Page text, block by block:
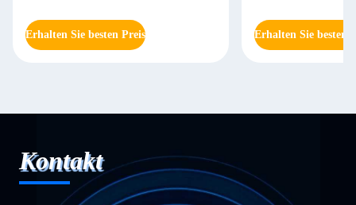
Erhalten Sie besten Preis Erhalten Sie besten
Kontakt